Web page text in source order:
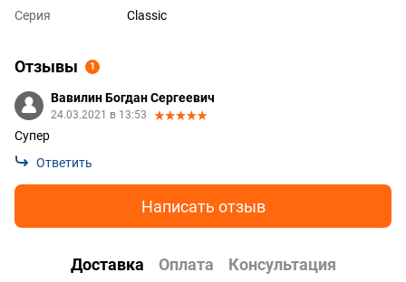
Серия Classic
Отзывы 1
Вавилин Богдан Сергеевич
24.03.2021 в 13:53
Супер
Ответить
Написать отзыв
Доставка Оплата Консультация